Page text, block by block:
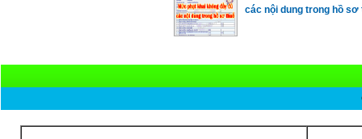
các nội dung trong hồ sơ